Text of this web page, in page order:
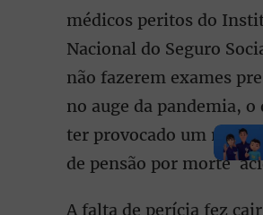
médicos peritos do
Nacional do Seguro
não fazerem exames
no auge da pandemia, o
ter provocado um
de pensão por morte
A falta de perícia fez cair